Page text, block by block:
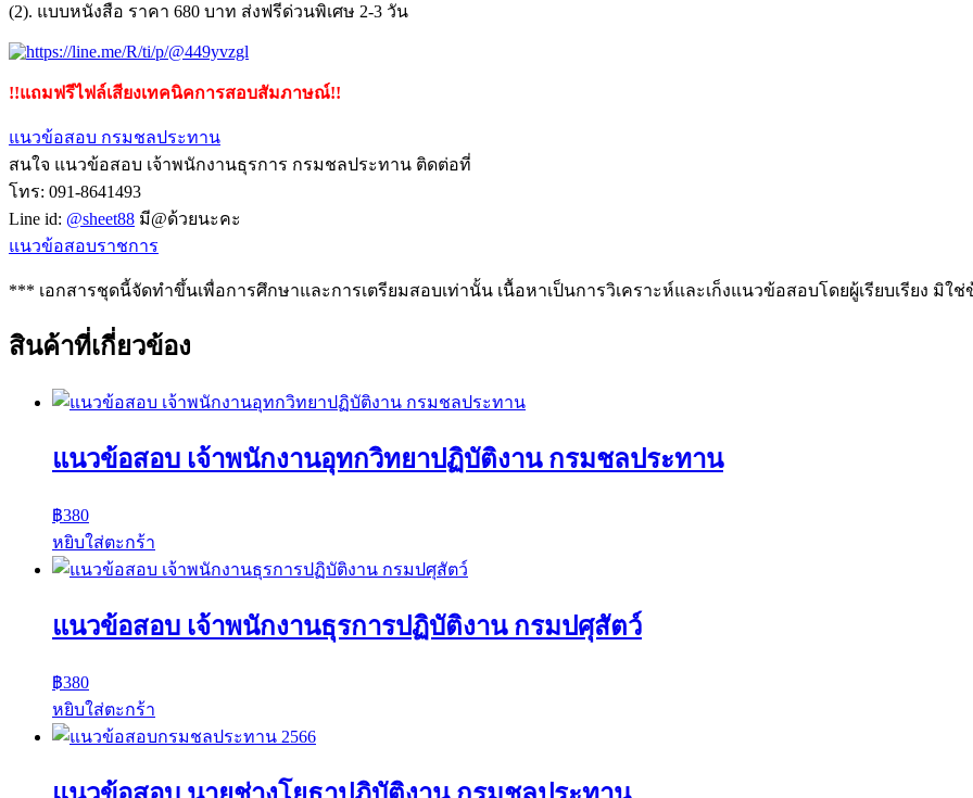
(2). แบบหนังสือ ราคา 680 บาท ส่งฟรีด่วนพิเศษ 2-3 วัน
!!แถมฟรีไฟล์เสียงเทคนิคการสอบสัมภาษณ์!!
แนวข้อสอบ กรมชลประทาน
สนใจ แนวข้อสอบ เจ้าพนักงานธุรการ กรมชลประทาน ติดต่อที่
โทร: 091-8641493
Line id: @sheet88 มี@ด้วยนะคะ
แนวข้อสอบราชการ
*** เอกสารชุดนี้จัดทำขึ้นเพื่อการศึกษาและการเตรียมสอบเท่านั้น เนื้อหาเป็นการวิเคราะห์และเก็งแนวข้อสอบโดยผู้เรียบเรียง มิใ
สินค้าที่เกี่ยวข้อง
แนวข้อสอบ เจ้าพนักงานอุทกวิทยาปฏิบัติงาน กรมชลประทาน
฿380
หยิบใส่ตะกร้า
แนวข้อสอบ เจ้าพนักงานธุรการปฏิบัติงาน กรมปศุสัตว์
฿380
หยิบใส่ตะกร้า